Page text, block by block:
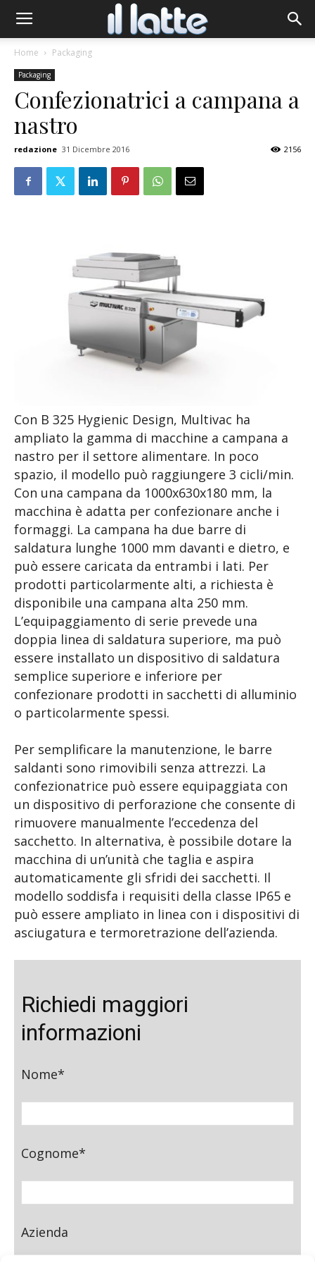
Home Packaging
Packaging
Confezionatrici a campana a
nastro
redazione 31 Dicembre 2016 2156
Con B 325 Hygienic Design, Multivac ha
ampliato la gamma di macchine a campana a
nastro per il settore alimentare. In poco
spazio, il modello può raggiungere 3 cicli/min.
Con una campana da 1000x630x180 mm, la
macchina è adatta per confezionare anche i
formaggi. La campana ha due barre di
saldatura lunghe 1000 mm davanti e dietro, e
può essere caricata da entrambi i lati. Per
prodotti particolarmente alti, a richiesta è
disponibile una campana alta 250 mm.
L’equipaggiamento di serie prevede una
doppia linea di saldatura superiore, ma può
essere installato un dispositivo di saldatura
semplice superiore e inferiore per
confezionare prodotti in sacchetti di alluminio
o particolarmente spessi.
Per semplificare la manutenzione, le barre
saldanti sono rimovibili senza attrezzi. La
confezionatrice può essere equipaggiata con
un dispositivo di perforazione che consente di
rimuovere manualmente l’eccedenza del
sacchetto. In alternativa, è possibile dotare la
macchina di un’unità che taglia e aspira
automaticamente gli sfridi dei sacchetti. Il
modello soddisfa i requisiti della classe IP65 e
può essere ampliato in linea con i dispositivi di
asciugatura e termoretrazione dell’azienda.
Richiedi maggiori
informazioni
Nome*
Cognome*
Azienda